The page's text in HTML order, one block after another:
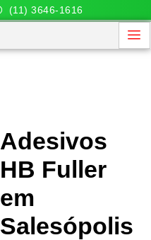
(11) 3646-1616
Adesivos
HB Fuller
em
Salesópolis